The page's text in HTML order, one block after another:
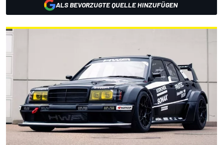
ALS BEVORZUGTE QUELLE HINZUFÜGEN